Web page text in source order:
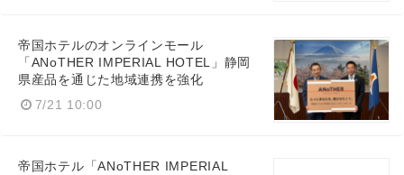
帝国ホテルのオンラインモール
「ANoTHER IMPERIAL HOTEL」静岡
県産品を通じた地域連携を強化
7/21 10:00
帝国ホテル「ANoTHER IMPERIAL